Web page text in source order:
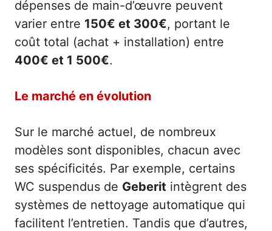
dépenses de main-d’œuvre peuvent
varier entre 150€ et 300€, portant le
coût total (achat + installation) entre
400€ et 1 500€.
Le marché en évolution
Sur le marché actuel, de nombreux
modèles sont disponibles, chacun avec
ses spécificités. Par exemple, certains
WC suspendus de Geberit intègrent des
systèmes de nettoyage automatique qui
facilitent l’entretien. Tandis que d’autres,